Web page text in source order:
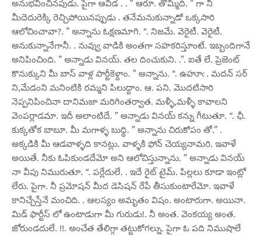
అనుభవించినపుడు. పైగా ఆవిడ . . ” ఆరూ. తొమ్మిది. ” గా నీ
మీదెదురెక్కి రెచ్చిపోయినప్పుడు . తనేమనుకున్నాడో ఒక్కసారి
ఆలోచించావా?. ” అన్నాను ఓక్షణమాగి. “. నిజమే. వెరైటీ. వెరైటీ.
అనుకున్నానేగానీ. . నువ్వు వాడికి అంతగా సహకరిస్తూంటే. ఇబ్బందిగానే
అనిపించింది. ” అన్నాడు వినయ్. తల దించుకుని. .”. ఐతే లే. ప్రెజెంట్
కొనుక్కుని మీ బాస్ వాళ్ల పార్టీకెళ్దాం. ” అన్నాను. “. ఉహూఁ . మదన్ సర్
ని,మేడంని మనింటికి రమ్మని పిలుద్దాం. ఆ. పని. మొదటిసారి
నెప్పనిపించినా దానిమజా మరిగింతర్వాత. మళ్ళీ,మళ్ళీ కావాలని
వెంపర్లాడమా. ఇదీ అలాంటిదే. ” అన్నాడు వినయ్ కన్ను గీటుతూ. “. ఛీ.
కుక్కతోక బాబూ. మీ మగాళ్ళ బుధ్ధి. ” అన్నాను చిరుకోపం తో.” .
అక్కడికి మీ ఆడవాళ్ళది కానట్లు. వాళ్ళకి ఫోన్ చెయ్యనామరి. ఇవాళే
అయితే. నీకు ఓపికుండదేమో అని ఆలోచిస్తున్నాను. ” అన్నాడు వినయ్
నా వీపు నిమురుతూ. “. పర్లేదులే. . ఇదే రైట్ టైమ్. పిల్లలు కూడా ఇంట్లో
లేరు. పైగా. నీ ప్రమోషన్ మీద డెసిషన్ రేపే తీసుకుంటారేమో. ఇవాళే
కానిచ్చేస్తేనే మంచిది. . ఆలస్యం అమృతం విషం. అంటారుగా. అయినా.
మిడ్ ఫార్టీస్ లో ఉంటాడుగా మీ గురుడు!. నీ అంత. వెంకయ్య అంత.
జోరుండదులే. !!. అంచేత తేలిగ్గా తట్టుకోగల్ను. పైగా ఓ పది నిముషాలే